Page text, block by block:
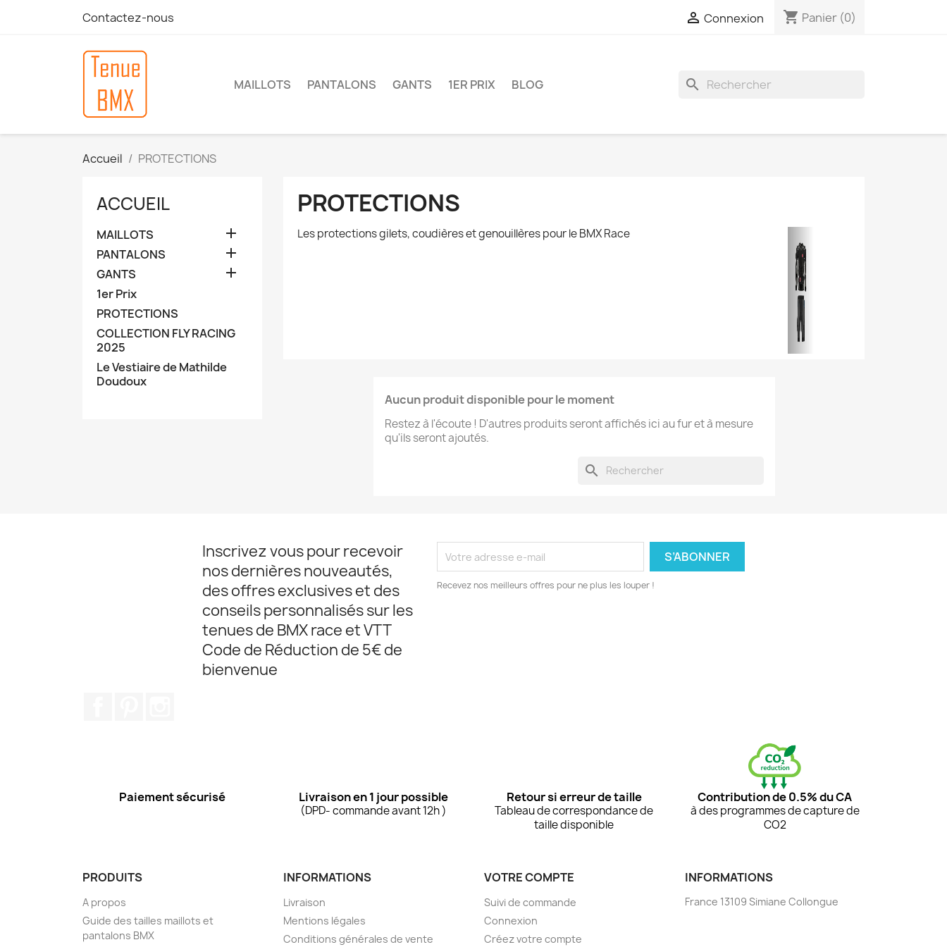
Contactez-nous  Connexion shopping_cart Panier (0)
MAILLOTS PANTALONS GANTS 1ER PRIX BLOG search
Accueil PROTECTIONS
ACCUEIL
MAILLOTS 
PANTALONS 
GANTS 
1er Prix
PROTECTIONS
COLLECTION FLY RACING
2025
Le Vestiaire de Mathilde
Doudoux
PROTECTIONS
Les protections gilets, coudières et genouillères pour le BMX Race
Aucun produit disponible pour le moment
Restez à l'écoute ! D'autres produits seront affichés ici au fur et à mesure
qu'ils seront ajoutés.
search
Inscrivez vous pour recevoir
nos dernières nouveautés,
des offres exclusives et des
conseils personnalisés sur les
tenues de BMX race et VTT
Code de Réduction de 5€ de
bienvenue
Recevez nos meilleurs offres pour ne plus les louper !
Paiement sécurisé Livraison en 1 jour possible
(DPD- commande avant 12h )
Retour si erreur de taille
Tableau de correspondance de
taille disponible
Contribution de 0.5% du CA
à des programmes de capture de
CO2
PRODUITS
A propos
Guide des tailles maillots et
pantalons BMX
INFORMATIONS
Livraison
Mentions légales
Conditions générales de vente
VOTRE COMPTE
Suivi de commande
Connexion
Créez votre compte
INFORMATIONS
France 13109 Simiane Collongue